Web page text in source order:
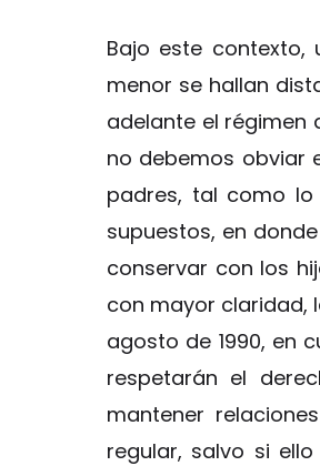
Bajo este
menor se hallan
adelante el régimen
no debemos obviar
padres, tal como
supuestos, en
conservar con los
con mayor claridad,
agosto de 1990, en
respetarán el
mantener
regular, salvo si